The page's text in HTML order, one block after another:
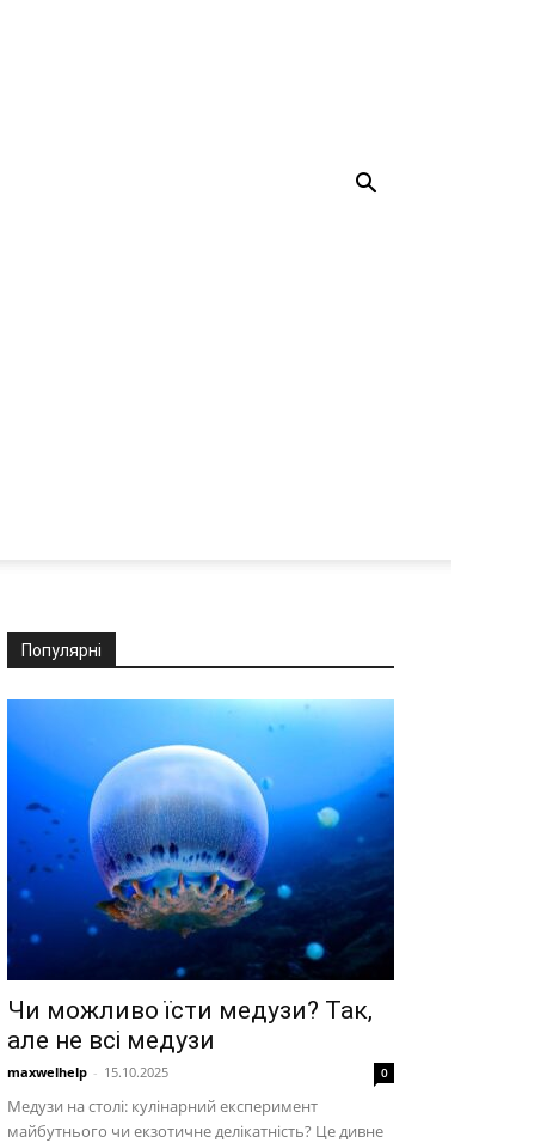
Популярні
Чи можливо їсти медузи? Так,
але не всі медузи
maxwelhelp - 15.10.2025 0
Медузи на столі: кулінарний експеримент
майбутнього чи екзотичне делікатність? Це дивне